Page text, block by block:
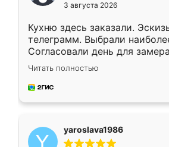
3 августа 2026
Кухню здесь заказали.
телеграмм. Выбрали
Согласовали день для
недели кухня была уже
довольны работой. Спасибо
мебель за качественную
Читать полностью
yaroslava1986